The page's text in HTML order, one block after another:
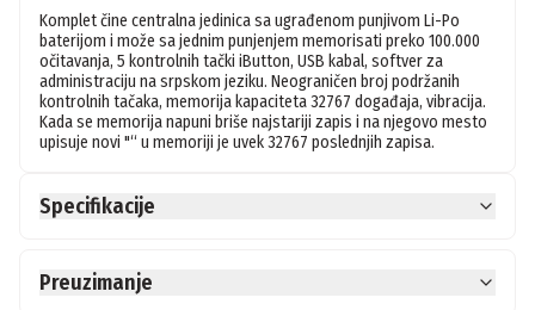
Komplet čine centralna jedinica sa ugrađenom punjivom Li-Po
baterijom i može sa jednim punjenjem memorisati preko 100.000
očitavanja, 5 kontrolnih tački iButton, USB kabal, softver za
administraciju na srpskom jeziku. Neograničen broj podržanih
kontrolnih tačaka, memorija kapaciteta 32767 događaja, vibracija.
Kada se memorija napuni briše najstariji zapis i na njegovo mesto
upisuje novi "“ u memoriji je uvek 32767 poslednjih zapisa.
Specifikacije
Preuzimanje